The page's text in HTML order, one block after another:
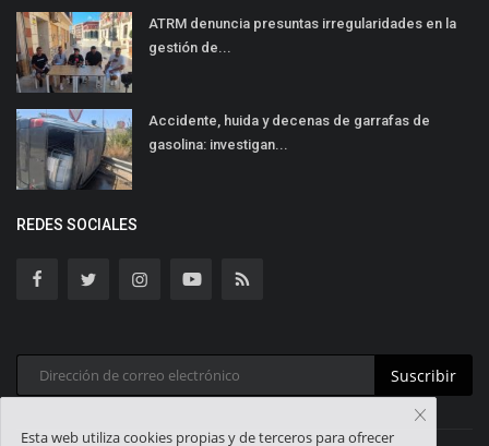
ATRM denuncia presuntas irregularidades en la
gestión de...
Accidente, huida y decenas de garrafas de
gasolina: investigan...
REDES SOCIALES
Suscribir
Esta web utiliza cookies propias y de terceros para ofrecer